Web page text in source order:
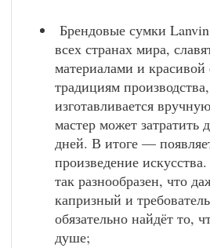
Брендовые сумки
всех странах мира,
материалами и
традициям
изготавливается
мастер может затратить
дней. В итоге —
произведение
так разнообразен, что
капризный и
обязательно найдёт то,
душе;